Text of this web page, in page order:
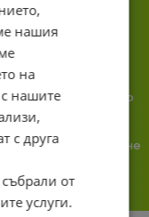
малък екип и точно
поемаме лична
Ако има проблем – не
прехвърляме, а го
решаваме.
нашия
на
нашите
с друга
от
услуги.